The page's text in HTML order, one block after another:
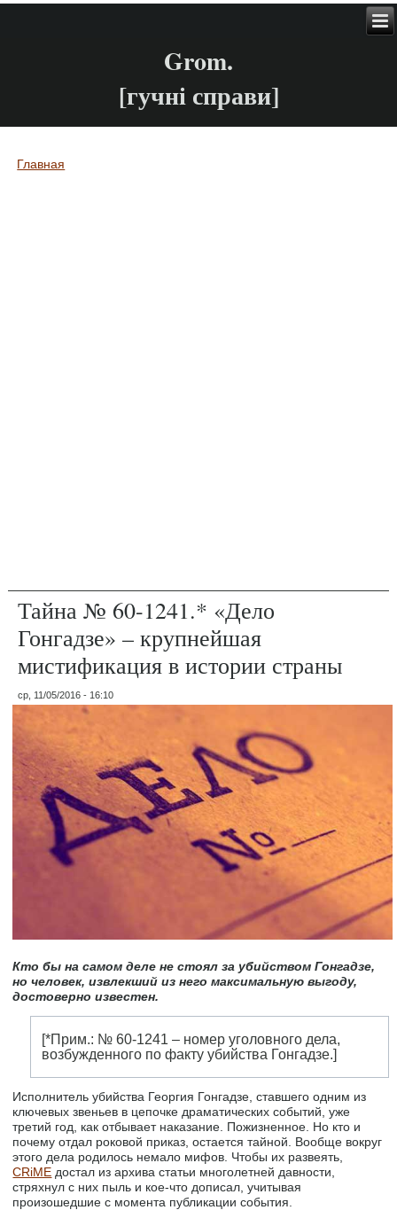
Grom.
[гучні справи]
Вы здесь
Главная
Тайна № 60-1241.* «Дело
Гонгадзе» – крупнейшая
мистификация в истории страны
ср, 11/05/2016 - 16:10
Кто бы на самом деле не стоял за убийством Гонгадзе,
но человек, извлекший из него максимальную выгоду,
достоверно известен.
[*Прим.: № 60-1241 – номер уголовного дела,
возбужденного по факту убийства Гонгадзе.]
Исполнитель убийства Георгия Гонгадзе, ставшего одним из
ключевых звеньев в цепочке драматических событий, уже
третий год, как отбывает наказание. Пожизненное. Но кто и
почему отдал роковой приказ, остается тайной. Вообще вокруг
этого дела родилось немало мифов. Чтобы их развеять,
CRiME достал из архива статьи многолетней давности,
стряхнул с них пыль и кое-что дописал, учитывая
произошедшие с момента публикации события.